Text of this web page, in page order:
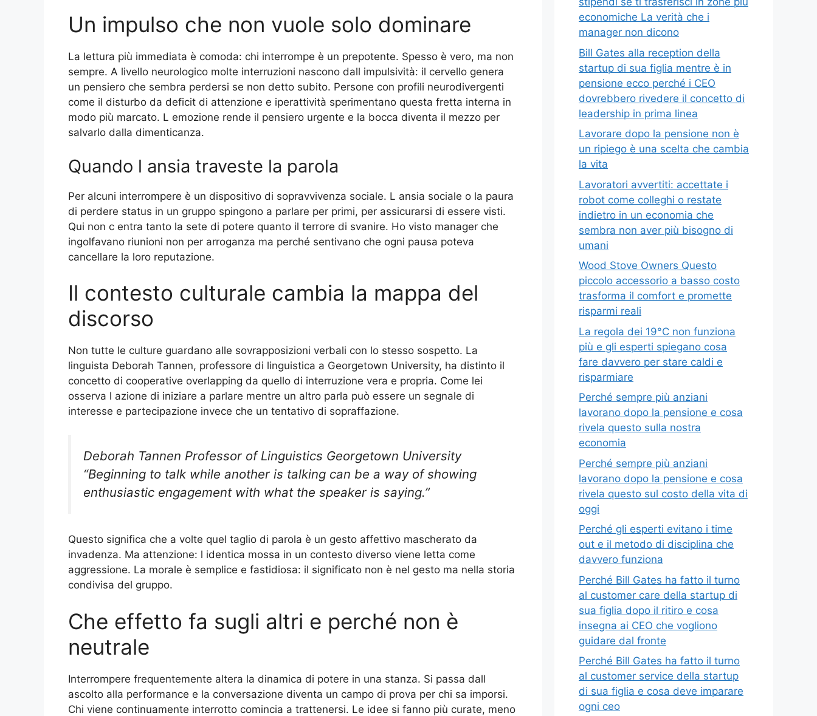
Un impulso che non vuole solo dominare
La lettura più immediata è comoda: chi interrompe è un prepotente. Spesso è vero, ma non
sempre. A livello neurologico molte interruzioni nascono dall impulsività: il cervello genera
un pensiero che sembra perdersi se non detto subito. Persone con profili neurodivergenti
come il disturbo da deficit di attenzione e iperattività sperimentano questa fretta interna in
modo più marcato. L emozione rende il pensiero urgente e la bocca diventa il mezzo per
salvarlo dalla dimenticanza.
Quando l ansia traveste la parola
Per alcuni interrompere è un dispositivo di sopravvivenza sociale. L ansia sociale o la paura
di perdere status in un gruppo spingono a parlare per primi, per assicurarsi di essere visti.
Qui non c entra tanto la sete di potere quanto il terrore di svanire. Ho visto manager che
ingolfavano riunioni non per arroganza ma perché sentivano che ogni pausa poteva
cancellare la loro reputazione.
Il contesto culturale cambia la mappa del
discorso
Non tutte le culture guardano alle sovrapposizioni verbali con lo stesso sospetto. La
linguista Deborah Tannen, professore di linguistica a Georgetown University, ha distinto il
concetto di cooperative overlapping da quello di interruzione vera e propria. Come lei
osserva l azione di iniziare a parlare mentre un altro parla può essere un segnale di
interesse e partecipazione invece che un tentativo di sopraffazione.
Deborah Tannen Professor of Linguistics Georgetown University
“Beginning to talk while another is talking can be a way of showing
enthusiastic engagement with what the speaker is saying.”
Questo significa che a volte quel taglio di parola è un gesto affettivo mascherato da
invadenza. Ma attenzione: l identica mossa in un contesto diverso viene letta come
aggressione. La morale è semplice e fastidiosa: il significato non è nel gesto ma nella storia
condivisa del gruppo.
Che effetto fa sugli altri e perché non è
neutrale
Interrompere frequentemente altera la dinamica di potere in una stanza. Si passa dall
ascolto alla performance e la conversazione diventa un campo di prova per chi sa imporsi.
Chi viene continuamente interrotto comincia a trattenersi. Le idee si fanno più curate, meno
economiche La verità che i
manager non dicono
Bill Gates alla reception della
startup di sua figlia mentre è in
pensione ecco perché i CEO
dovrebbero rivedere il concetto di
leadership in prima linea
Lavorare dopo la pensione non è
un ripiego è una scelta che cambia
la vita
Lavoratori avvertiti: accettate i
robot come colleghi o restate
indietro in un economia che
sembra non aver più bisogno di
umani
Wood Stove Owners Questo
piccolo accessorio a basso costo
trasforma il comfort e promette
risparmi reali
La regola dei 19°C non funziona
più e gli esperti spiegano cosa
fare davvero per stare caldi e
risparmiare
Perché sempre più anziani
lavorano dopo la pensione e cosa
rivela questo sulla nostra
economia
Perché sempre più anziani
lavorano dopo la pensione e cosa
rivela questo sul costo della vita di
oggi
Perché gli esperti evitano i time
out e il metodo di disciplina che
davvero funziona
Perché Bill Gates ha fatto il turno
al customer care della startup di
sua figlia dopo il ritiro e cosa
insegna ai CEO che vogliono
guidare dal fronte
Perché Bill Gates ha fatto il turno
al customer service della startup
di sua figlia e cosa deve imparare
ogni ceo